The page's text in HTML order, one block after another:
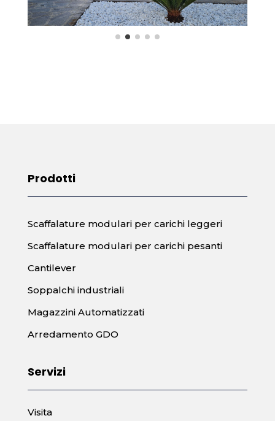
Prodotti
Scaffalature modulari per carichi leggeri
Scaffalature modulari per carichi pesanti
Cantilever
Soppalchi industriali
Magazzini Automatizzati
Arredamento GDO
Servizi
Visita